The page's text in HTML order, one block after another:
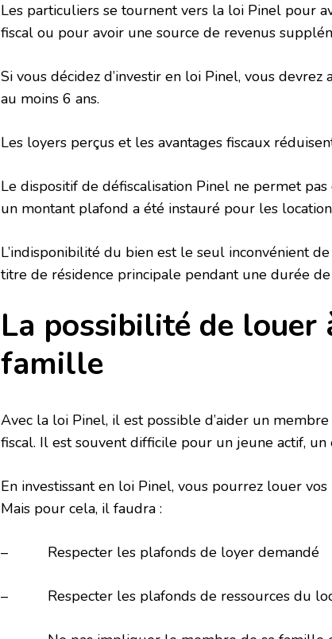
Les particuliers se tournent vers la loi Pinel pour
fiscal ou pour avoir une source de revenus
Si vous décidez d’investir en loi Pinel, vous
au moins 6 ans.
Les loyers perçus et les avantages fiscaux
Le dispositif de défiscalisation Pinel ne permet
un montant plafond a été instauré pour les
L’indisponibilité du bien est le seul inconvénient
titre de résidence principale pendant une durée de
La possibilité de louer
famille
Avec la loi Pinel, il est possible d’aider un
fiscal. Il est souvent difficile pour un jeune actif,
En investissant en loi Pinel, vous pourrez louer
Mais pour cela, il faudra :
– Respecter les plafonds de loyer demandé
– Respecter les plafonds de ressources du